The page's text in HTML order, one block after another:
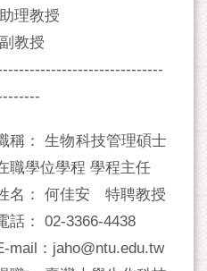
理教授
教授
稱： 生物科技管理碩士
職學位學程 學程主任
名： 何佳安 特聘教授
話： 02-3366-4438
mail：jaho@ntu.edu.tw